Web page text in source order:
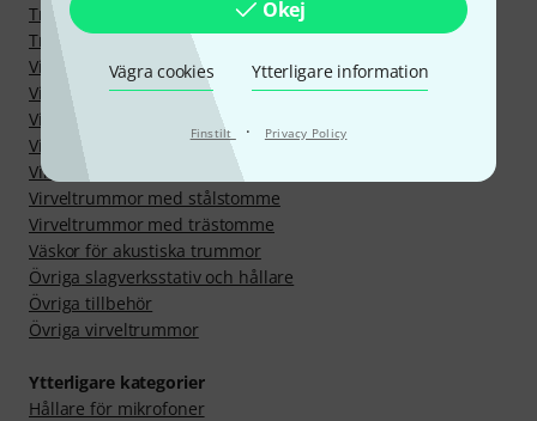
Okej
Vägra cookies Ytterligare information
Finstilt · Privacy Policy
Trumset premium
Trumstolar
Virvelstativ
Virveltrumma med aluminiumstomme
Virveltrummor med bronsstomme
Virveltrummor med kopparstomme
Virveltrummor med mässingstomme
Virveltrummor med stålstomme
Virveltrummor med trästomme
Väskor för akustiska trummor
Övriga slagverksstativ och hållare
Övriga tillbehör
Övriga virveltrummor
Ytterligare kategorier
Hållare för mikrofoner